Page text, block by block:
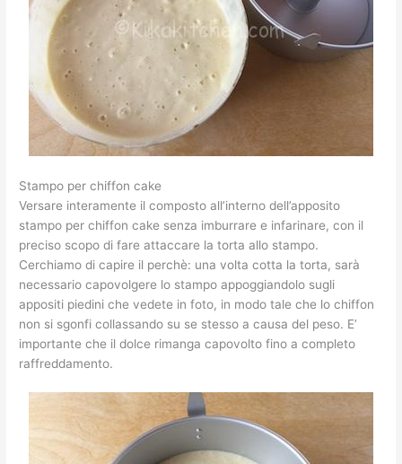
Stampo per chiffon cake
Versare interamente il composto all’interno dell’apposito
stampo per chiffon cake senza imburrare e infarinare, con il
preciso scopo di fare attaccare la torta allo stampo.
Cerchiamo di capire il perchè: una volta cotta la torta, sarà
necessario capovolgere lo stampo appoggiandolo sugli
appositi piedini che vedete in foto, in modo tale che lo chiffon
non si sgonfi collassando su se stesso a causa del peso. E’
importante che il dolce rimanga capovolto fino a completo
raffreddamento.